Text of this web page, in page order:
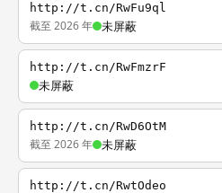
http://t.cn/RwFu9ql
截至 2026 年 未屏蔽
http://t.cn/RwFmzrF
未屏蔽
http://t.cn/RwD6OtM
截至 2026 年 未屏蔽
http://t.cn/RwtOdeo